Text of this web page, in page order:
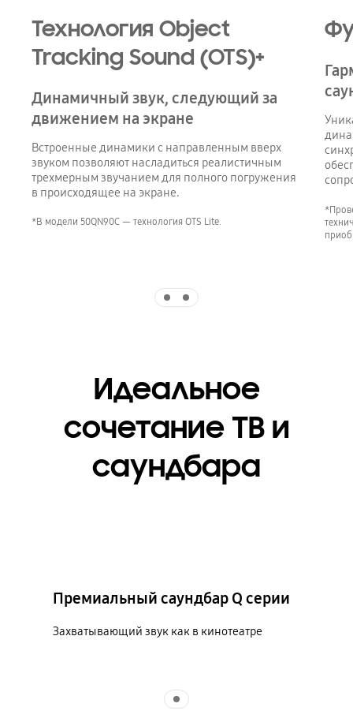
Технология Object
Tracking Sound (OTS)+
Динамичный звук, следующий за
движением на экране
Встроенные динамики с направленным вверх
звуком позволяют насладиться реалистичным
трехмерным звучанием для полного погружения
в происходящее на экране.
*В модели 50QN90C — технология OTS Lite.
Идеальное
сочетание ТВ и
саундбара
Премиальный саундбар Q серии
Захватывающий звук как в кинотеатре